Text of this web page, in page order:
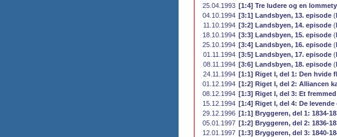
25.04.1993 [1:4] Tre ludere og en
04.10.1994 [3:1] Landsbyen, 13. episode (
11.10.1994 [3:2] Landsbyen, 14. episode (
18.10.1994 [3:3] Landsbyen, 15. episode (
25.10.1994 [3:4] Landsbyen, 16. episode (
01.11.1994 [3:5] Landsbyen, 17. episode (
08.11.1994 [3:6] Landsbyen, 18. episode (
24.11.1994 [1:1] Riget I, del 1: Den hvide
01.12.1994 [1:2] Riget I, del 2: Alliancen
08.12.1994 [1:3] Riget I, del 3: Et
15.12.1994 [1:4] Riget I, del 4: De levende
29.12.1996 [1:1] Bryggeren, del 1: 1834-
05.01.1997 [1:2] Bryggeren, del 2: 1836-
12.01.1997 [1:3] Bryggeren, del 3: 1840-